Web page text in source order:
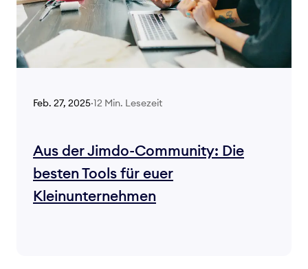
Feb. 27, 2025·12 Min. Lesezeit
Aus der Jimdo-Community: Die
besten Tools für euer
Kleinunternehmen